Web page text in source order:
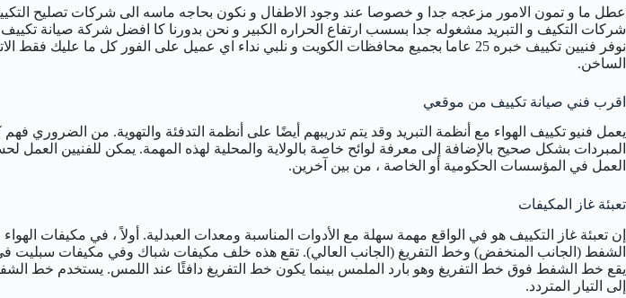
عطل ما و تمون الامور مزعجه جدا و خصوصا عند وجود الاطفال و نكون بحاجه ماسه الى شركات تصليح
شركات التكيف و التبريد مشغوله جدا بسسب ارتفاع الحراره الكبير و نحن بدورنا كا افضل شركة صيانة تكييف
نوفر فنيين تكييف خبره 25 عاما بجميع محافظات الكويت و نلبي نداء اي عميل على الفور كل ما عليك
الساخن.
اقرب فني صيانة تكييف من موقعي
يعمل فنيو تكييف الهواء مع أنظمة التبريد وقد يتم تدريبهم أيضًا على أنظمة التدفئة والتهوية. من الضروري
المبردات بشكل صحيح بالإضافة إلى معرفة لوائح خاصة بالولاية والمحلية لهذه المهمة. يمكن للفنيين العمل
العمل في المؤسسات الحكومية أو الخاصة ، من بين آخرين.
تعبئة غاز المكيفات
إن تعبئة غاز التكييف هو في الواقع مهمة سهلة مع الأدوات المناسبة ومعدات العبدلية. أولاً ، في مكيفات
الشفط (الجانب المنخفض) وخط التفريغ (الجانب العالي). تقع هذه خلف مكيفات شباك وفي مكيفات سبليت في
يقع خط الشفط فوق خط التفريغ وهو بارد الملمس بينما يكون خط التفريغ دافئًا عند اللمس. يستخدم خط
إلى التيار المتردد.